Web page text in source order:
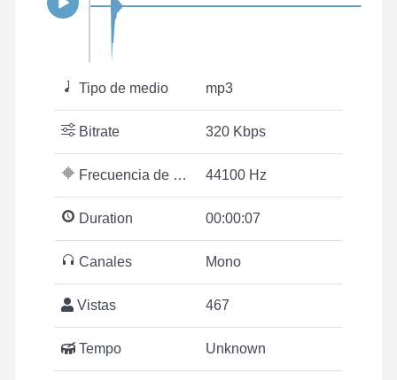
Tipo de medio mp3
Bitrate 320 Kbps
Frecuencia de muestreo 44100 Hz
Duration 00:00:07
Canales Mono
Vistas 467
Tempo Unknown